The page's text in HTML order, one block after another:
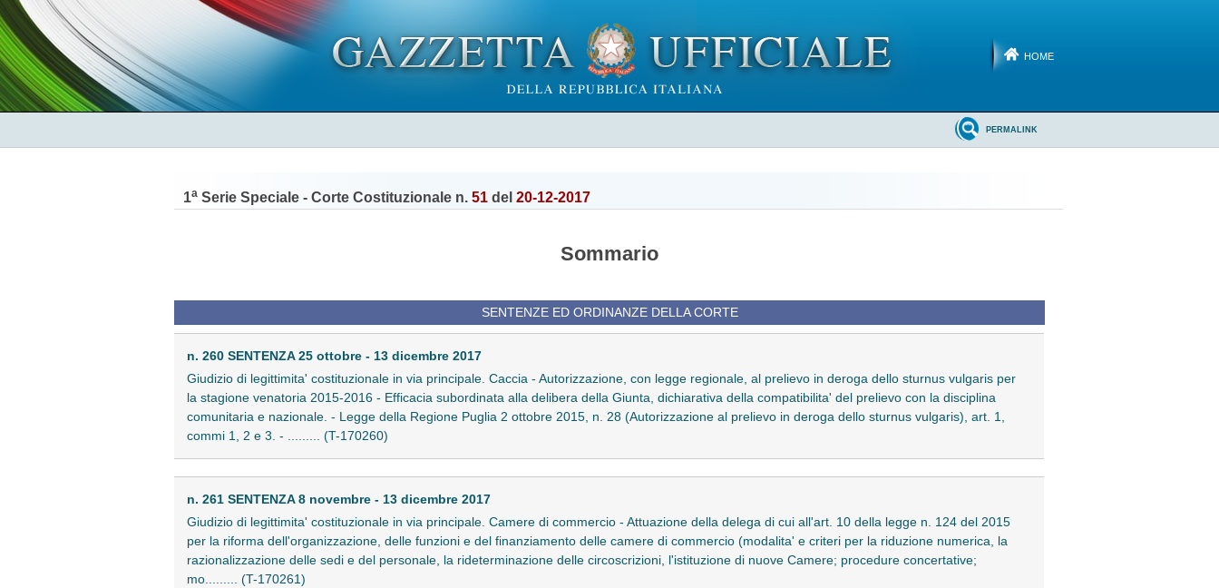
HOME
PERMALINK
1a Serie Speciale - Corte Costituzionale n. 51 del 20-12-2017
Sommario
SENTENZE ED ORDINANZE DELLA CORTE
n. 260 SENTENZA 25 ottobre - 13 dicembre 2017
Giudizio di legittimita' costituzionale in via principale. Caccia - Autorizzazione, con legge regionale, al prelievo in deroga dello sturnus vulgaris per
la stagione venatoria 2015-2016 - Efficacia subordinata alla delibera della Giunta, dichiarativa della compatibilita' del prelievo con la disciplina
comunitaria e nazionale. - Legge della Regione Puglia 2 ottobre 2015, n. 28 (Autorizzazione al prelievo in deroga dello sturnus vulgaris), art. 1,
commi 1, 2 e 3. - ......... (T-170260)
n. 261 SENTENZA 8 novembre - 13 dicembre 2017
Giudizio di legittimita' costituzionale in via principale. Camere di commercio - Attuazione della delega di cui all'art. 10 della legge n. 124 del 2015
per la riforma dell'organizzazione, delle funzioni e del finanziamento delle camere di commercio (modalita' e criteri per la riduzione numerica, la
razionalizzazione delle sedi e del personale, la rideterminazione delle circoscrizioni, l'istituzione di nuove Camere; procedure concertative;
mo......... (T-170261)